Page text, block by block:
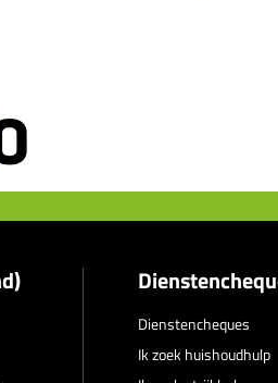
Dienstencheques
Ik zoek huishoudhulp